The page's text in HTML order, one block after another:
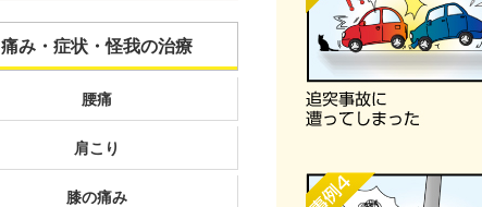
痛み・症状・怪我の治療
腰痛
肩こり
膝の痛み